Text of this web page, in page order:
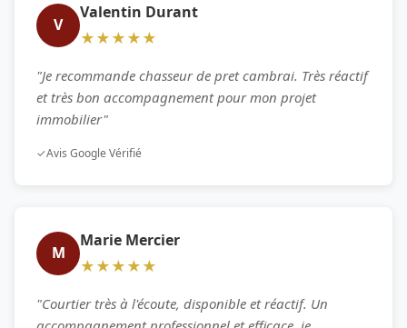
V
Valentin Durant
★★★★★
"Je recommande chasseur de pret cambrai. Très réactif
et très bon accompagnement pour mon projet
immobilier"
✓Avis Google Vérifié
M
Marie Mercier
★★★★★
"Courtier très à l'écoute, disponible et réactif. Un